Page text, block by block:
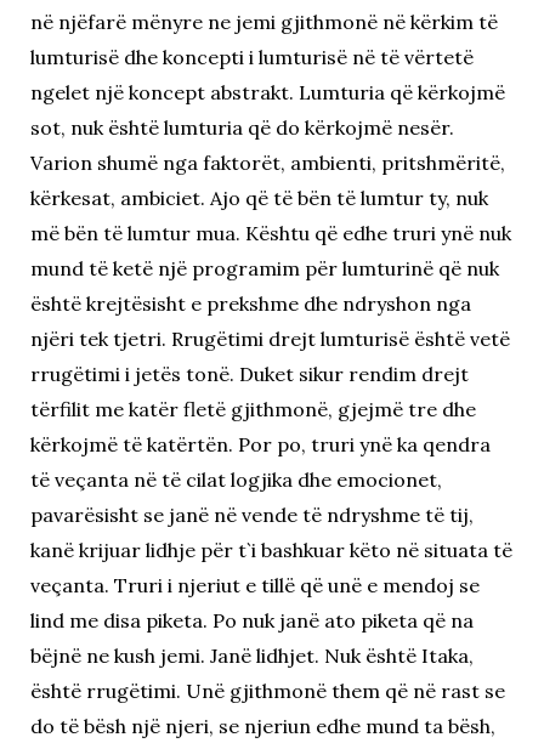
në njëfarë mënyre ne jemi gjithmonë në kërkim të
lumturisë dhe koncepti i lumturisë në të vërtetë
ngelet një koncept abstrakt. Lumturia që kërkojmë
sot, nuk është lumturia që do kërkojmë nesër.
Varion shumë nga faktorët, ambienti, pritshmëritë,
kërkesat, ambiciet. Ajo që të bën të lumtur ty, nuk
më bën të lumtur mua. Kështu që edhe truri ynë nuk
mund të ketë një programim për lumturinë që nuk
është krejtësisht e prekshme dhe ndryshon nga
njëri tek tjetri. Rrugëtimi drejt lumturisë është vetë
rrugëtimi i jetës tonë. Duket sikur rendim drejt
tërfilit me katër fletë gjithmonë, gjejmë tre dhe
kërkojmë të katërtën. Por po, truri ynë ka qendra
të veçanta në të cilat logjika dhe emocionet,
pavarësisht se janë në vende të ndryshme të tij,
kanë krijuar lidhje për t`i bashkuar këto në situata të
veçanta. Truri i njeriut e tillë që unë e mendoj se
lind me disa piketa. Po nuk janë ato piketa që na
bëjnë ne kush jemi. Janë lidhjet. Nuk është Itaka,
është rrugëtimi. Unë gjithmonë them që në rast se
do të bësh një njeri, se njeriun edhe mund ta bësh,